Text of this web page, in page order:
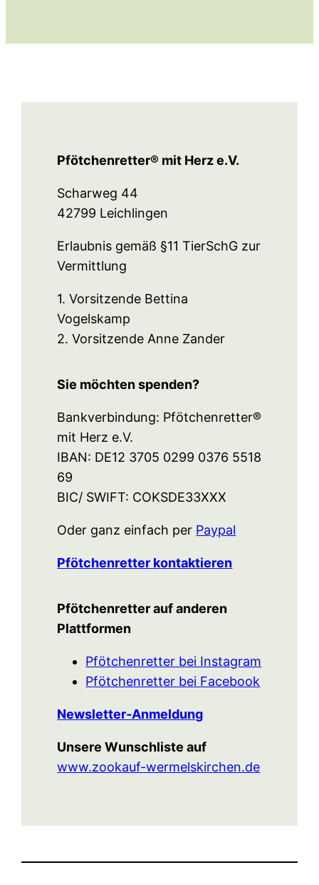
Pfötchenretter® mit Herz e.V.
Scharweg 44
42799 Leichlingen
Erlaubnis gemäß §11 TierSchG zur
Vermittlung
1. Vorsitzende Bettina
Vogelskamp
2. Vorsitzende Anne Zander
Sie möchten spenden?
Bankverbindung: Pfötchenretter®
mit Herz e.V.
IBAN: DE12 3705 0299 0376 5518
69
BIC/ SWIFT: COKSDE33XXX
Oder ganz einfach per Paypal
Pfötchenretter kontaktieren
Pfötchenretter auf anderen
Plattformen
Pfötchenretter bei Instagram
Pfötchenretter bei Facebook
Newsletter-Anmeldung
Unsere Wunschliste auf
www.zookauf-wermelskirchen.de